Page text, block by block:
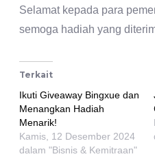
Selamat kepada para
semoga hadiah yang
Terkait
Ikuti Giveaway Bingxue dan
Menangkan Hadiah
Menarik!
Kamis, 12 Desember 2024
dalam "Bisnis & Kemitraan"